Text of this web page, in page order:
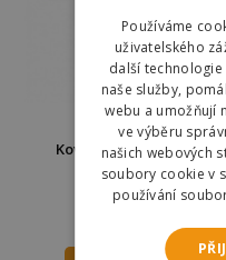
Kovový háček do auta
Používáme
uživatelského
další
naše služby,
webu a umožňují
ve výběru
našich webových
soubory cookie v
používání